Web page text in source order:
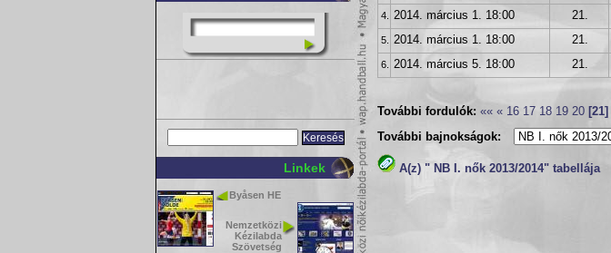
Linkek
Byåsen HE
Nemzetközi
Kézilabda
Szövetség
4. 2014. március 1. 18:00 21.
5. 2014. március 1. 18:00 21.
6. 2014. március 5. 18:00 21.
További fordulók: «« « 16 17 18 19 20 [21]
További bajnokságok:
A(z) " NB I. nők 2013/2014" tabellája